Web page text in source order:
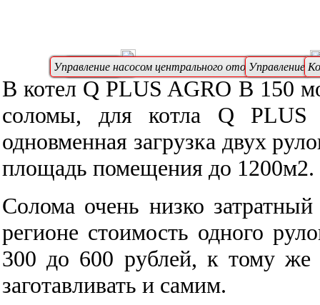
Вентилятор
Вентилятор
Управление насосом центрального отопления (ЦО)
Управление
В котел Q PLUS AGRO В 150
соломы, для котла Q
одновменная загрузка двух
площадь помещения до 1200м2.
Солома очень низко
регионе стоимость одного
300 до 600 рублей, к тому же
заготавливать и самим.